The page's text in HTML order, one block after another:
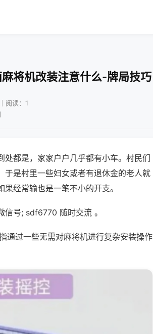
将机改装注意什么-牌局技巧
阅读：1
都是，家家户户几乎都有小车。村民们
于是村里一些妇女或者有退休金的老人就
经常输也是一笔不小的开支。
号; sdf6770 随时交流 。
通过一些无需对麻将机进行复杂安装操作